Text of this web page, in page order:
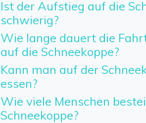
Ist der Aufstieg auf die
schwierig?
Wie lange dauert die
auf die Schneekoppe?
Kann man auf der
essen?
Wie viele Menschen
Schneekoppe?